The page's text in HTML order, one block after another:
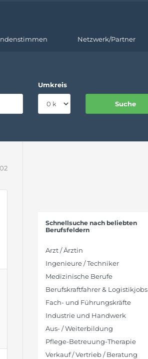
Netzwerk/Partner
Umkreis
Schnellsuche nach beliebten
Berufsfeldern
Arzt / Ärztin
Ingenieure / Techniker
Medizinische Berufe
Berufskraftfahrer & Logistikjobs
Fach- und Führungskräfte
Industrie und Handwerk
Aus- / Weiterbildung
Pflege-Betreuung-Therapie
Verkauf / Vertrieb / Beratung